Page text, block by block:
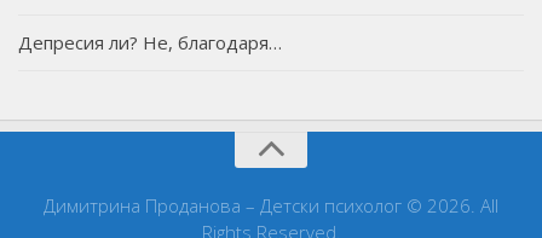
Депресия ли? Не, благодаря…
Димитрина Проданова – Детски психолог © 2026. All
Rights Reserved.